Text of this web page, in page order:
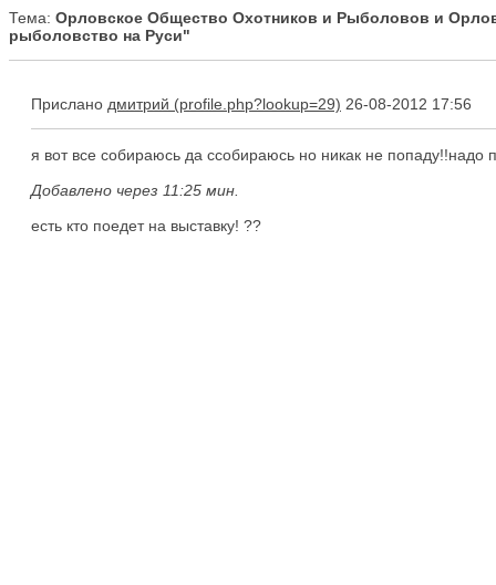
Тема: Орловское Общество Охотников и Рыболовов и
рыболовство на Руси"
Прислано дмитрий 26-08-2012 17:56
я вот все собираюсь да ссобираюсь но никак не попаду!!надо
Добавлено через 11:25 мин.
есть кто поедет на выставку! ??